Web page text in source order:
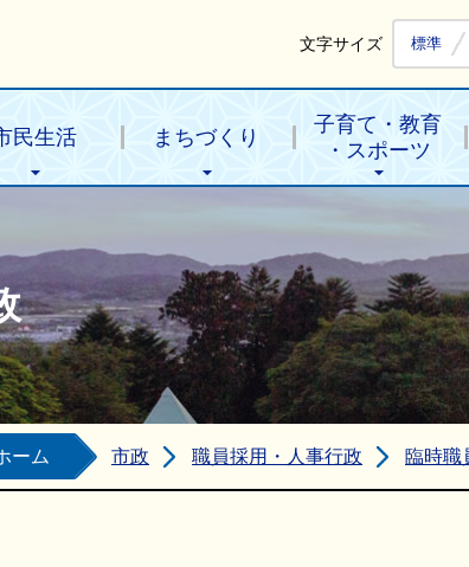
文字サイズ 標準
民生活 まちづくり
子育て・教育
・スポーツ
ーム 市政 職員採用・人事行政 臨時職